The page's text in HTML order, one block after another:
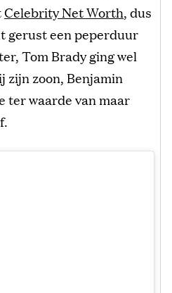
Celebrity Net Worth, dus
gerust een peperduur
Tom Brady ging wel
zijn zoon, Benjamin
ter waarde van maar